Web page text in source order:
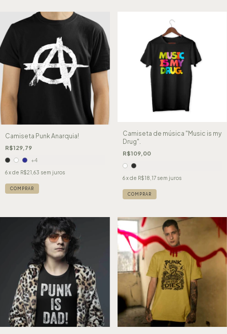
Camiseta Punk Anarquia!
R$129,79
+4
6x de R$21,63 sem juros
COMPRAR
Camiseta de música "Music is my
Drug".
R$109,00
6 x de R$18,17 sem juros
COMPRAR